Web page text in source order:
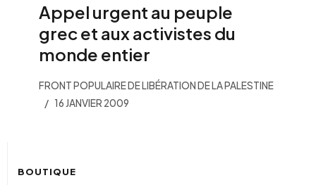
Appel urgent au peuple
grec et aux activistes du
monde entier
FRONT POPULAIRE DE LIBÉRATION DE LA PALESTINE
16 JANVIER 2009
BOUTIQUE